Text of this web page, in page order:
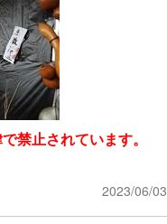
禁止されています。
2023/06/03